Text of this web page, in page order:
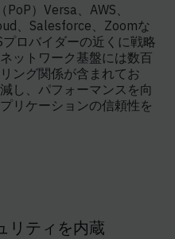
）Versa、AWS、
、Salesforce、Zoomな
ロバイダーの近くに戦略
ットワーク基盤には数百
ング関係が含まれてお
し、パフォーマンスを向
リケーションの信頼性を
リティを内蔵